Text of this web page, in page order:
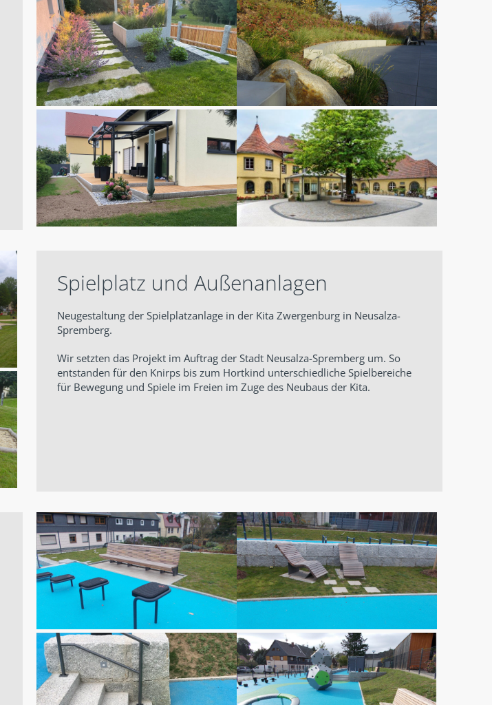
Spielplatz und Außenanlagen
Neugestaltung der Spielplatzanlage in der Kita Zwergenburg in Neusalza-
Spremberg.
Wir setzten das Projekt im Auftrag der Stadt Neusalza-Spremberg um. So
entstanden für den Knirps bis zum Hortkind unterschiedliche Spielbereiche
für Bewegung und Spiele im Freien im Zuge des Neubaus der Kita.